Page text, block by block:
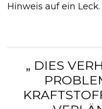
Hinweis auf ein Leck.
„ DIES